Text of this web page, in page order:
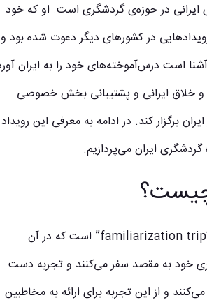
ایرانی در حوزه‌ی گردشگری است. او که خود
در کشورهای دیگر دعوت شده بود و
است درس‌آموخته‌های خود را به ایران آورد
و خلاق ایرانی و پشتیبانی بخش خصوصی
برگزار کند. در ادامه به معرفی این رویداد
ایران می‌پردازیم.
فم تریپ گونه‌ای از “familiarization trip” است که در آن
خود به مقصد سفر می‌کنند و تجربه دست
و از این تجربه برای ارائه به مخاطبین